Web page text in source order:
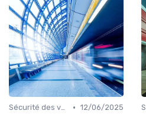
Sécurité des voyageurs • 12/06/2025